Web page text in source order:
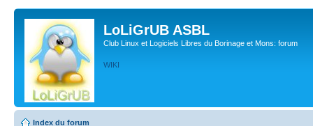
LoLiGrUB ASBL
Club Linux et Logiciels Libres du Borinage et Mons: forum
WIKI
Index du forum